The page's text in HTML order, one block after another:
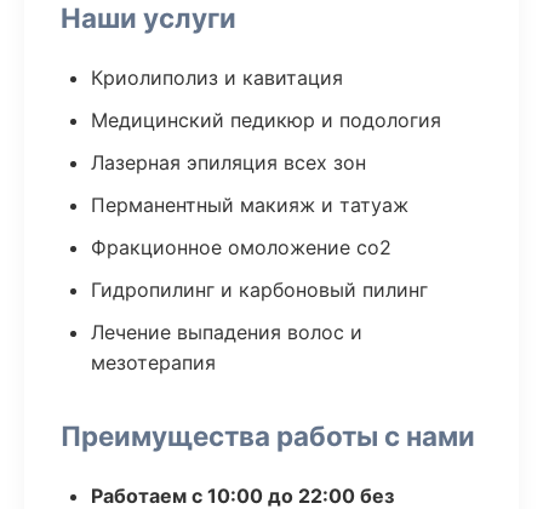
Наши услуги
Криолиполиз и кавитация
Медицинский педикюр и подология
Лазерная эпиляция всех зон
Перманентный макияж и татуаж
Фракционное омоложение co2
Гидропилинг и карбоновый пилинг
Лечение выпадения волос и
мезотерапия
Преимущества работы с нами
Работаем с 10:00 до 22:00 без